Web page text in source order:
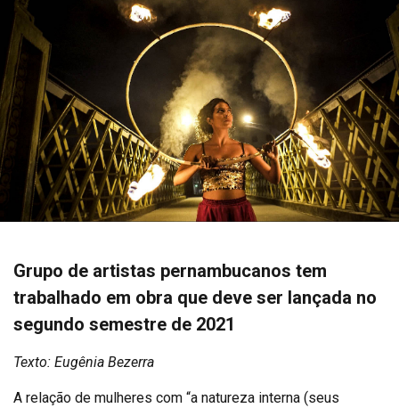
Grupo de artistas pernambucanos tem
trabalhado em obra que deve ser lançada no
segundo semestre de 2021
Texto: Eugênia Bezerra
A relação de mulheres com “a natureza interna (seus